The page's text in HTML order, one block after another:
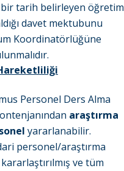
tarih belirleyen öğretim
davet mektubunu
Koordinatörlüğüne
Personel Ders Alma
araştırma
yararlanabilir.
personel/araştırma
ve tüm